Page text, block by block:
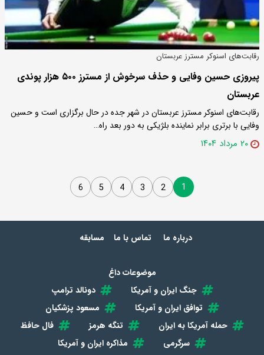
رقابت‌های اسنوکر مسترز عربستان
پیروزی حسین وفایی و حذف سرخوش از مسترز ۵۰۰ هزار پوندی
عربستان
رقابت‌های اسنوکر مسترز عربستان در شهر جده در حال برگزاری است و حسین
وفایی با برتری برابر نماینده بلژیکی به دور بعد راه…
۲۰ مرداد ۱۴۰۴
1
2
3
4
5
6
درباره ما تماس با ما مسابقه
موضوعات داغ
جنگ ایران و آمریکا
دونالد ترامپ
توافق ایران و آمریکا
مسعود پزشکیان
حمله آمریکا به ایران
تنگه هرمز
فال حافظ
سرگرمی
مذاکره ایران و آمریکا